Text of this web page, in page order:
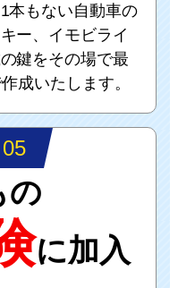
本もない自動車の
ー、イモビライ
鍵をその場で最
成いたします。
の
に加入